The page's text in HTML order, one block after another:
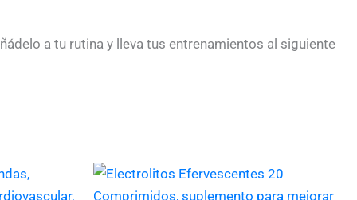
a tu rutina y lleva tus entrenamientos al siguiente